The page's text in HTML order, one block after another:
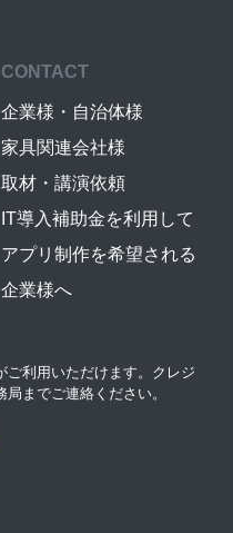
CONTACT
企業様・自治体様
家具関連会社様
取材・講演依頼
IT導入補助金を利用して
アプリ制作を希望される
企業様へ
ご利用いただけます。クレジ
までご連絡ください。